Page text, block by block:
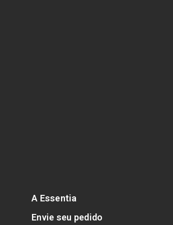
A Essentia
Envie seu pedido